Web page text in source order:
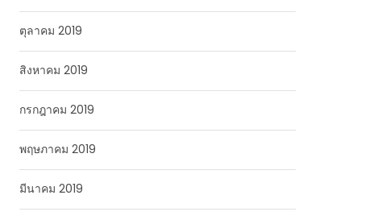
ตุลาคม 2019
สิงหาคม 2019
กรกฎาคม 2019
พฤษภาคม 2019
มีนาคม 2019